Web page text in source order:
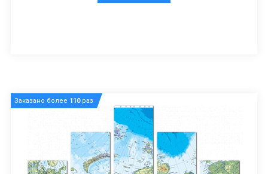
Заказано более 110раз